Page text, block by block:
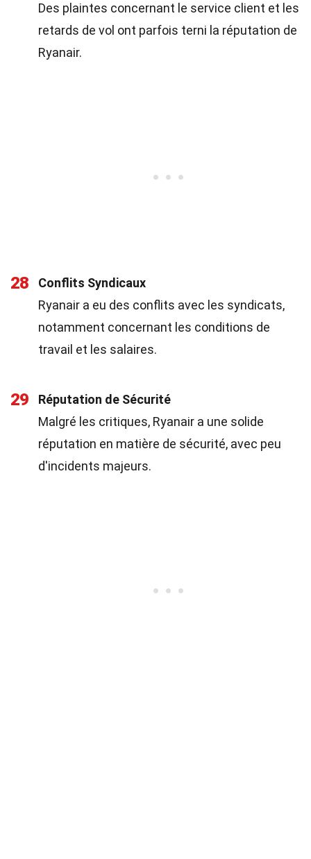
Des plaintes concernant le service client et les
retards de vol ont parfois terni la réputation de
Ryanair.
28
Conflits Syndicaux
Ryanair a eu des conflits avec les syndicats,
notamment concernant les conditions de
travail et les salaires.
29
Réputation de Sécurité
Malgré les critiques, Ryanair a une solide
réputation en matière de sécurité, avec peu
d'incidents majeurs.